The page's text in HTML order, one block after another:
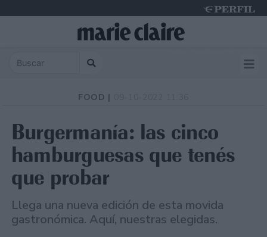
FOOD |
Burgermanía: las cinco
hamburguesas que tenés
que probar
Llega una nueva edición de esta movida
gastronómica. Aquí, nuestras elegidas.